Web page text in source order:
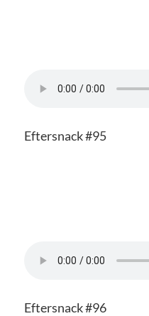
Eftersnack #95
Eftersnack #96